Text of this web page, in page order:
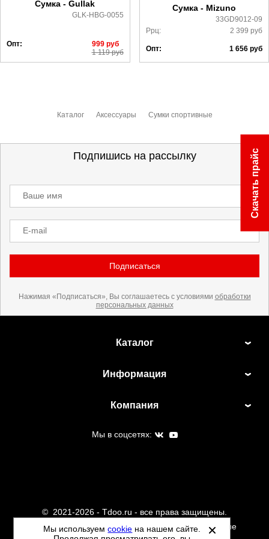
Сумка - Gullak
GLK-HBG-0055
Опт: 999руб
1 119руб
Сумка - Mizuno
33GD9012-09
Ррц:
2 399 руб
Опт: 1 656 руб
Каталог Аксессуары Сумки спортивные
Подпишись на рассылку
Ваше имя
E-mail
Подписаться
Нажимая «Подписаться», Вы соглашаетесь с условиями обработки
персональных данных
Каталог
Информация
Компания
Мы в соцсетях:
© 2021-2026 - Tdoo.ru - все права защищены.
Данный сайт не является интернет магазином и не
Скачать прайс
Мы используемcookie на нашем сайте.